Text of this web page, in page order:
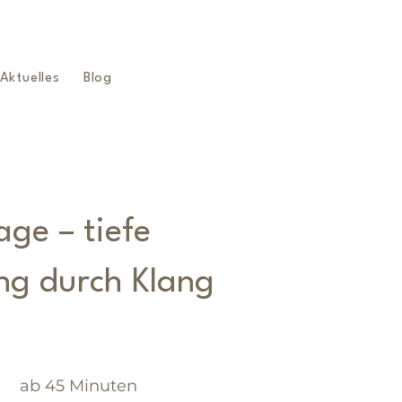
Aktuelles Blog
– tiefe
durch Klang
ab 45 Minuten